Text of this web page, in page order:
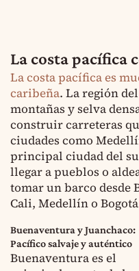
La costa pacífica
La costa pacífica es
caribeña. La región
montañas y selva
construir carreteras
ciudades como
principal ciudad del
llegar a pueblos o
tomar un barco desde
Cali, Medellín o
Buenaventura y Juanchaco:
Pacífico salvaje y auténtico
Buenaventura es el